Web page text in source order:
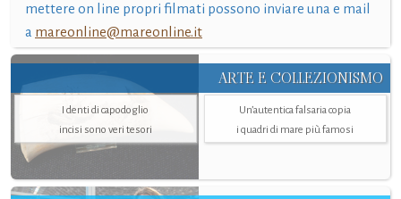
mettere on line propri filmati possono inviare una e mail
a mareonline@mareonline.it
ARTE E COLLEZIONISMO
I denti di capodoglio
incisi sono veri tesori
Un’autentica falsaria copia
i quadri di mare più famosi